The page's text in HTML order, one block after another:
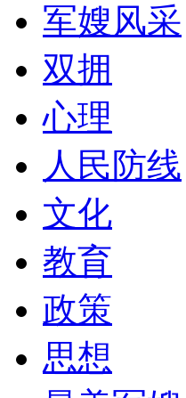
军嫂风采
双拥
心理
人民防线
文化
教育
政策
思想